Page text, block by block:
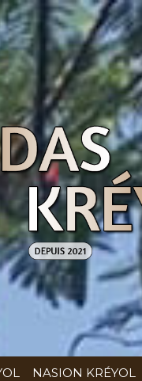
NASION KRÉYOL